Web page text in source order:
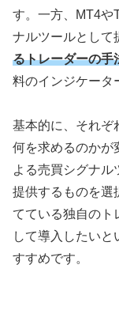
す。一方、
MT4や
ナルツールとして
るトレーダーの手
料のインジケータ
基本的に、それぞ
何を求めるのかが
よる売買シグナル
提供するものを選
てている独自のト
して導入したい
すすめです。